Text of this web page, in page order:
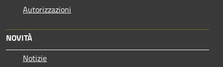
Autorizzazioni
NOVITÀ
Notizie